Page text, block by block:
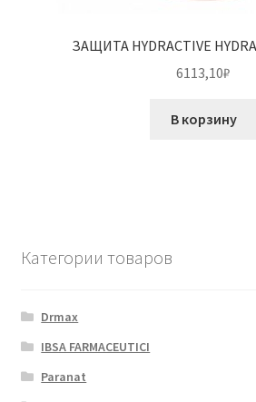
ЗАЩИТА HYDRACTIVE
6113,10₽
В корзину
Категории товаров
Drmax
IBSA FARMACEUTICI
Paranat